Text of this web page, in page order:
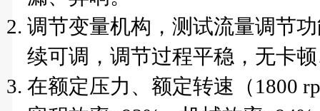
调节变量机构，测试流量调节
续可调，调节过程平稳，无卡
在额定压力、额定转速（1800